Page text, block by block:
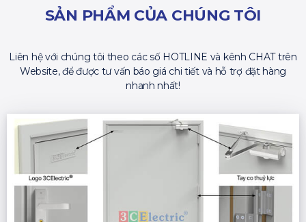
SẢN PHẨM CỦA CHÚNG TÔI
Liên hệ với chúng tôi theo các số HOTLINE và kênh CHAT trên
Website, để được tư vấn báo giá chi tiết và hỗ trợ đặt hàng
nhanh nhất!